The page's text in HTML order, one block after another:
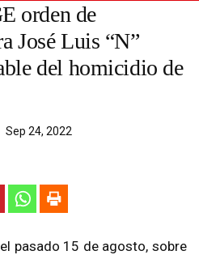
orden de
José Luis “N”
del homicidio de
Sep 24, 2022
pasado 15 de agosto, sobre